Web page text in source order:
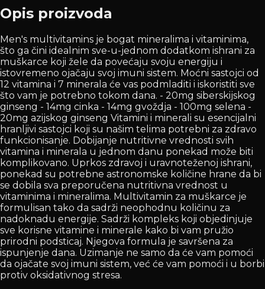
Opis proizvoda
Men's multivitamins je bogat mineralima i vitaminima,
što ga čini idealnim sve-u-jednom dodatkom ishrani za
muškarce koji žele da povećaju svoju energiju i
istovremeno ojačaju svoj imuni sistem. Moćni sastojci od
12 vitamina i 7 minerala će vas podmladiti i iskoristiti sve
što vam je potrebno tokom dana. - 20mg siberskijskog
ginseng - 14mg cinka - 14mg gvoždja - 100mg selena -
20mg azijskog ginseng Vitamini i minerali su esencijalni
hranljivi sastojci koji su našim telima potrebni za zdravo
funkcionisanje. Dobijanje nutritivne vrednosti svih
vitamina i minerala u jednom danu ponekad može biti
komplikovano. Uprkos zdravoj i uravnoteženoj ishrani,
ponekad su potrebne astronomske količine hrane da bi
se dobila sva preporučena nutritivna vrednost u
vitaminima i mineralima. Multivitamin za muškarce je
formulisan tako da sadrži neophodnu količinu za
nadoknadu energije. Sadrži kompleks koji objedinjuje
sve korisne vitamine i minerale kako bi vam pružio
prirodni podsticaj. Njegova formula je savršena za
ispunjenje dana. Uzimanje ne samo da će vam pomoći
da ojačate svoj imuni sistem, već će vam pomoći i u borbi
protiv oksidativnog stresa.